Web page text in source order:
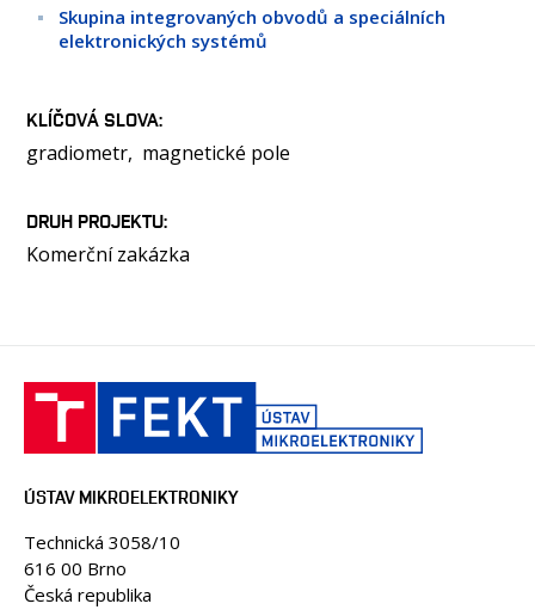
OSOBY
LABORATOŘE
KONFERENCE A SOUTĚŽE
KONTAKT
Skupina integrovaných obvodů a speciálních
elektronických systémů
KLÍČOVÁ SLOVA
gradiometr magnetické pole
DRUH PROJEKTU
Komerční zakázka
ÚSTAV MIKROELEKTRONIKY
Technická 3058/10
616 00 Brno
Česká republika